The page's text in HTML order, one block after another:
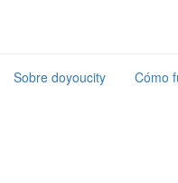
Sobre doyoucity Cómo